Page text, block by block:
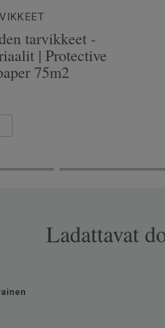
tarvikkeet -
| Protective
75m2
Ladattavat